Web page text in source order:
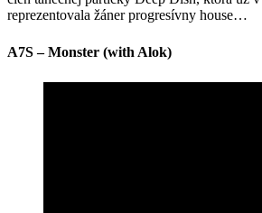
reprezentovala žáner progresívny house…
A7S – Monster (with Alok)